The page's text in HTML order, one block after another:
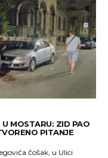
U MOSTARU: ZID PAO
PITANJE
čošak, u Ulici